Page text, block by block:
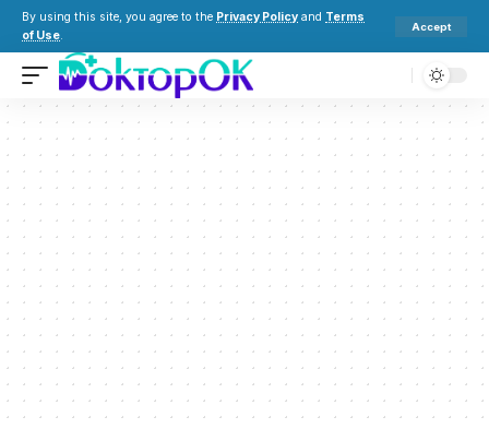
By using this site, you agree to the Privacy Policy and Terms
of Use.
Accept